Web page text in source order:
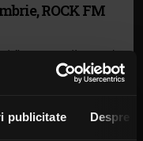
publicitate Despre
ROCK FM
- 26, realizată de
1 noiembrie, pe
Q, Burning